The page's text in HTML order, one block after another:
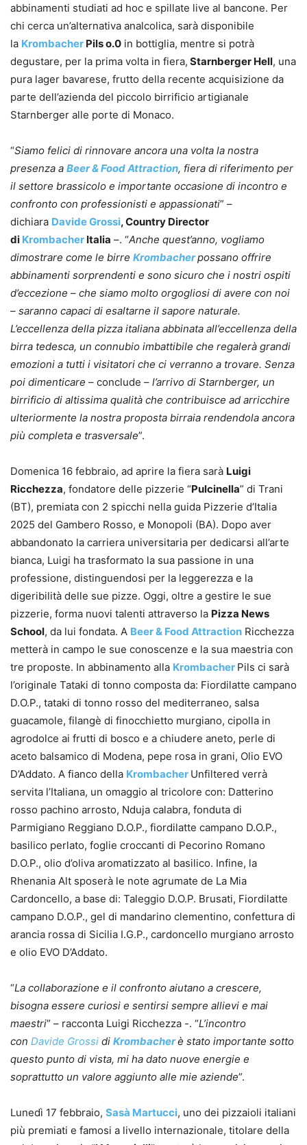
abbinamenti studiati ad hoc e spillate live al bancone. Per
chi cerca un’alternativa analcolica, sarà disponibile
la Krombacher Pils o.0 in bottiglia, mentre si potrà
degustare, per la prima volta in fiera, Starnberger Hell, una
pura lager bavarese, frutto della recente acquisizione da
parte dell’azienda del piccolo birrificio artigianale
Starnberger alle porte di Monaco.
“Siamo felici di rinnovare ancora una volta la nostra
presenza a Beer & Food Attraction, fiera di riferimento per
il settore brassicolo e importante occasione di incontro e
confronto con professionisti e appassionati” –
dichiara Davide Grossi, Country Director
di Krombacher Italia –. “Anche quest’anno, vogliamo
dimostrare come le birre Krombacherpossano offrire
abbinamenti sorprendenti e sono sicuro che i nostri ospiti
d’eccezione – che siamo molto orgogliosi di avere con noi
– saranno capaci di esaltarne il sapore naturale.
L’eccellenza della pizza italiana abbinata all’eccellenza della
birra tedesca, un connubio imbattibile che regalerà grandi
emozioni a tutti i visitatori che ci verranno a trovare. Senza
poi dimenticare – conclude – l’arrivo di Starnberger, un
birrificio di altissima qualità che contribuisce ad arricchire
ulteriormente la nostra proposta birraia rendendola ancora
più completa e trasversale”.
Domenica 16 febbraio, ad aprire la fiera sarà Luigi
Ricchezza, fondatore delle pizzerie “Pulcinella” di Trani
(BT), premiata con 2 spicchi nella guida Pizzerie d’Italia
2025 del Gambero Rosso, e Monopoli (BA). Dopo aver
abbandonato la carriera universitaria per dedicarsi all’arte
bianca, Luigi ha trasformato la sua passione in una
professione, distinguendosi per la leggerezza e la
digeribilità delle sue pizze. Oggi, oltre a gestire le sue
pizzerie, forma nuovi talenti attraverso la Pizza News
School, da lui fondata. A Beer & Food Attraction Ricchezza
metterà in campo le sue conoscenze e la sua maestria con
tre proposte. In abbinamento alla Krombacher Pils ci sarà
l’originale Tataki di tonno composta da: Fiordilatte campano
D.O.P., tataki di tonno rosso del mediterraneo, salsa
guacamole, filangè di finocchietto murgiano, cipolla in
agrodolce ai frutti di bosco e a chiudere aneto, perle di
aceto balsamico di Modena, pepe rosa in grani, Olio EVO
D’Addato. A fianco della Krombacher Unfiltered verrà
servita l’Italiana, un omaggio al tricolore con: Datterino
rosso pachino arrosto, Nduja calabra, fonduta di
Parmigiano Reggiano D.O.P., fiordilatte campano D.O.P.,
basilico perlato, foglie croccanti di Pecorino Romano
D.O.P., olio d’oliva aromatizzato al basilico. Infine, la
Rhenania Alt sposerà le note agrumate de La Mia
Cardoncello, a base di: Taleggio D.O.P. Brusati, Fiordilatte
campano D.O.P., gel di mandarino clementino, confettura di
arancia rossa di Sicilia I.G.P., cardoncello murgiano arrosto
e olio EVO D’Addato.
“La collaborazione e il confronto aiutano a crescere,
bisogna essere curiosi e sentirsi sempre allievi e mai
maestri” – racconta Luigi Ricchezza -. “L’incontro
con Davide Grossi di Krombacherè stato importante sotto
questo punto di vista, mi ha dato nuove energie e
soprattutto un valore aggiunto alle mie aziende”.
Lunedì 17 febbraio, Sasà Martucci, uno dei pizzaioli italiani
più premiati e famosi a livello internazionale, titolare della